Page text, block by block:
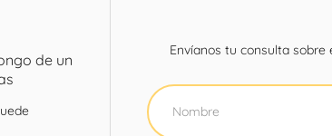
de un
Envíanos tu consulta